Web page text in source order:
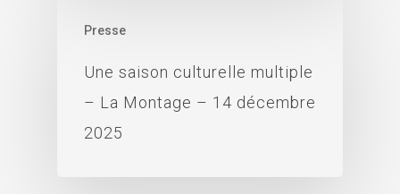
Presse
Une saison culturelle multiple
– La Montage – 14 décembre
2025